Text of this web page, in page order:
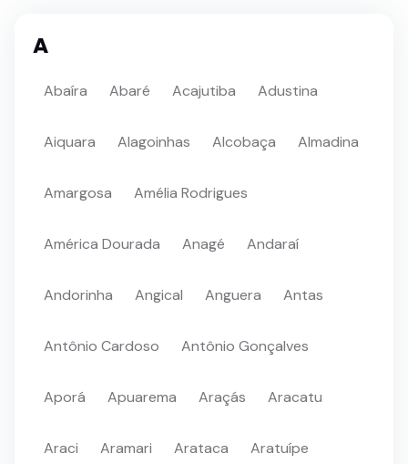
A
Abaíra Abaré Acajutiba Adustina
Aiquara Alagoinhas Alcobaça Almadina
Amargosa Amélia Rodrigues
América Dourada Anagé Andaraí
Andorinha Angical Anguera Antas
Antônio Cardoso Antônio Gonçalves
Aporá Apuarema Araçás Aracatu
Araci Aramari Arataca Aratuípe